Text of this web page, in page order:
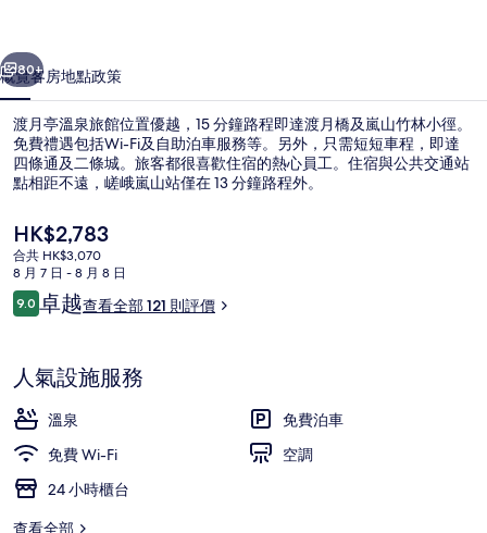
相
片
集
個 下一個
80+
概覽客房地點政策
渡月亭溫泉旅館位置優越，15 分鐘路程即達渡月橋及嵐山竹林小徑。
免費禮遇包括Wi-Fi及自助泊車服務等。另外，只需短短車程，即達
四條通及二條城。旅客都很喜歡住宿的熱心員工。住宿與公共交通站
點相距不遠，嵯峨嵐山站僅在 13 分鐘路程外。
現
價
HK$2,783
HK$2,783
合共 HK$3,070
8 月 7 日 - 8 月 8 日
評
價
9.09.0 分，滿分 10 分，
卓越查看全部 121 則評價
人氣設施服務
溫泉
免費泊車
免費 Wi-Fi
空調
24 小時櫃台
查看全部